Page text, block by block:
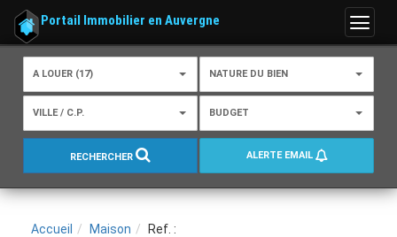
Menu
Portail Immobilier en Auvergne
A LOUER (17) NATURE DU BIEN
VILLE / C.P. BUDGET
RECHERCHER ALERTE EMAIL
Accueil Maison Ref. :